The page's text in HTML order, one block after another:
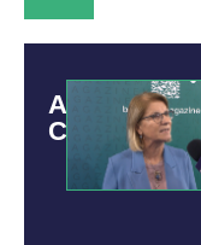
ARTICOLI
CORRELATI